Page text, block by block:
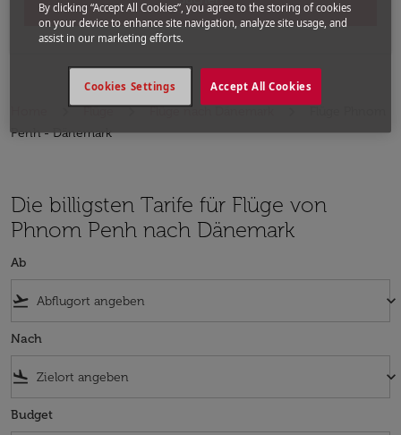
Flüge Flüge nach Dänemark
Penh - Dänemark
Die billigsten Tarife für Flüge von
Phnom Penh nach Dänemark
Ab
flight_takeoff keyboard_arrow_down
Nach
flight_land keyboard_arrow_down
Budget
By clicking “Accept All Cookies”, you agree to the storing of cookies
on your device to enhance site navigation, analyze site usage, and
assist in our marketing efforts.
Accept All Cookies
Cookies Settings